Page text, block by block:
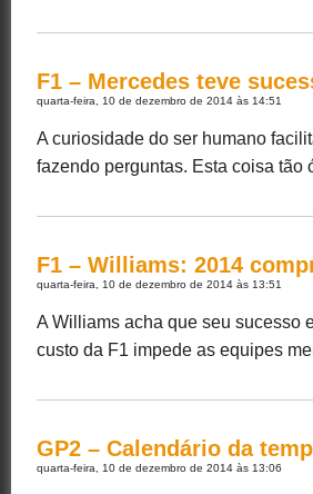
F1 – Mercedes teve
quarta-feira, 10 de dezembro de 2014 às 14:51
A curiosidade do ser humano
fazendo perguntas. Esta coisa tão
F1 – Williams: 2014
quarta-feira, 10 de dezembro de 2014 às 13:51
A Williams acha que seu sucesso
custo da F1 impede as equipes
GP2 – Calendário da
quarta-feira, 10 de dezembro de 2014 às 13:06